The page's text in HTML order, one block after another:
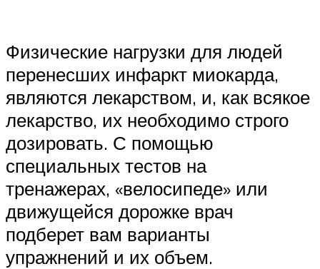
Физические нагрузки для людей
перенесших инфаркт миокарда,
являются лекарством, и, как всякое
лекарство, их необходимо строго
дозировать. С помощью
специальных тестов на
тренажерах, «велосипеде» или
движущейся дорожке врач
подберет вам варианты
упражнений и их объем.